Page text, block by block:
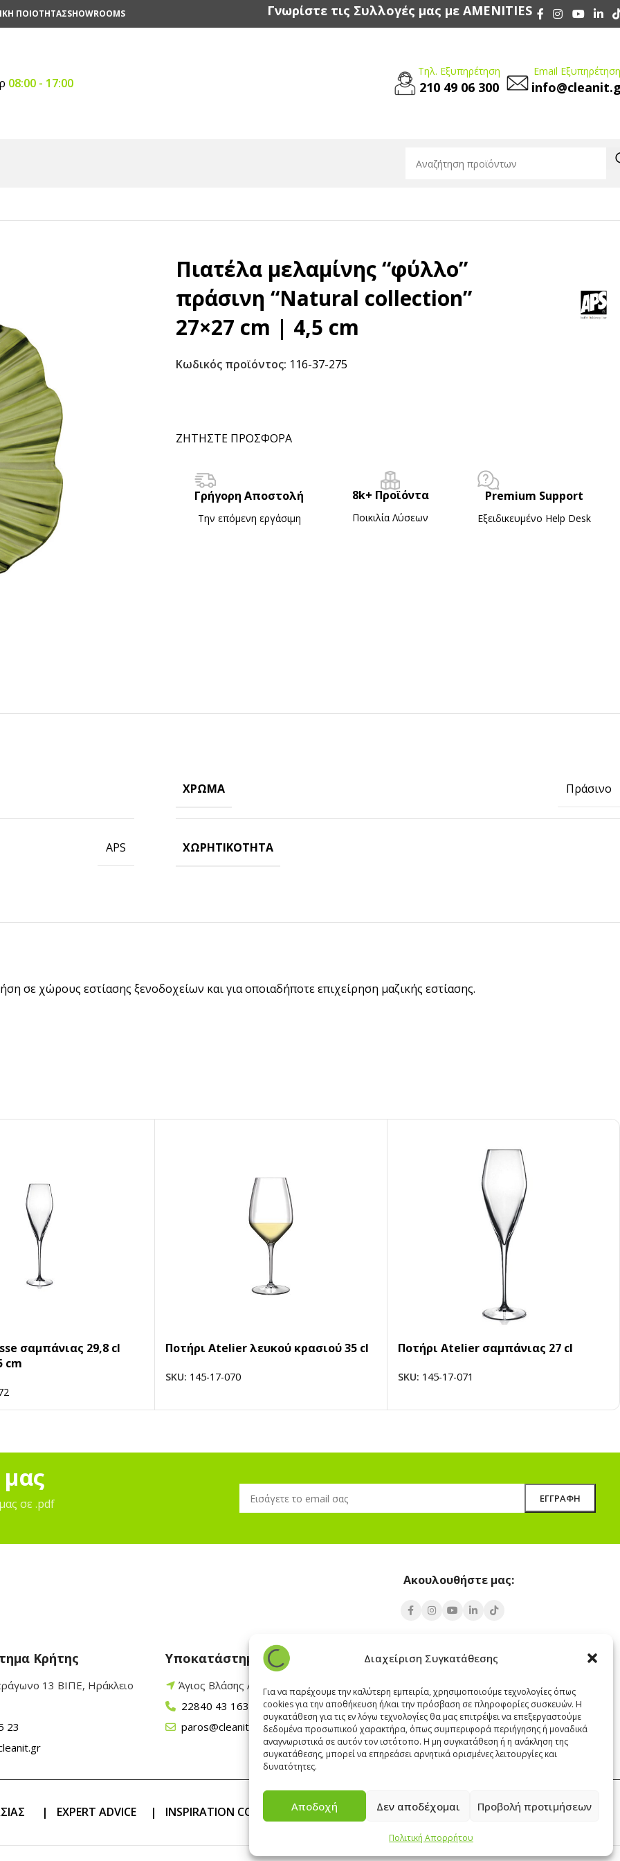
Διαχείριση Συγκατάθεσης
Για να παρέχουμε την καλύτερη εμπειρία, χρησιμοποιούμε τεχνολογίες όπως
cookies για την αποθήκευση ή/και την πρόσβαση σε πληροφορίες συσκευών. Η
συγκατάθεση για τις εν λόγω τεχνολογίες θα μας επιτρέψει να επεξεργαστούμε
δεδομένα προσωπικού χαρακτήρα, όπως συμπεριφορά περιήγησης ή μοναδικά
αναγνωριστικά σε αυτόν τον ιστότοπο. Η μη συγκατάθεση ή η ανάκληση της
συγκατάθεσης, μπορεί να επηρεάσει αρνητικά ορισμένες λειτουργίες και
δυνατότητες.
Αποδοχή Δεν αποδέχομαι Προβολή προτιμήσεων
Πολιτική Απορρήτου
ΠΟΙΟΤΗΤΑΣSHOWROOMS Γνωρίστε τις Συλλογές μας με AMENITIES
08:00 - 17:00
Τηλ. Εξυπηρέτηση
210 49 06 300
Email
HOT
Χαρτιά Περιτυλίγματος
Food Packaging έμπνευση για το επόμενο σου project.
ΔΕΣ ΠΕΡΙΣΣΟΤΕΡΑ
Πιατέλα μελαμίνης “φύλλο”
πράσινη “Natural collection”
27×27 cm | 4,5 cm
Κωδικός προϊόντος: 116-37-275
ΖΗΤΗΣΤΕ ΠΡΟΣΦΟΡΑ
Γρήγορη Αποστολή
Την επόμενη εργάσιμη
8k+ Προϊόντα
Ποικιλία Λύσεων
Premium Support
Εξειδικευμένο Ηelp Desk
ΧΡΏΜΑ Πράσινο
APS ΧΩΡΗΤΙΚΌΤΗΤΑ
σε χώρους εστίασης ξενοδοχείων και για οποιαδήποτε επιχείρηση μαζικής εστίασης.
σαμπάνιας 29,8 cl
cm
Ποτήρι Atelier λευκού κρασιού 35 cl
SKU: 145-17-070
Ποτήρι Atelier σαμπάνιας 27 cl
SKU: 145-17-071
σε .pdf
Ακουλουθήστε μας:
Κρήτης
13 ΒΙΠΕ, Ηράκλειο
23
Υποκατάστημα Πάρου
Άγιος Βλάσης Αρχίλοχος, Πάρος 84400
22840 43 163
paros@cleanit.gr
Υποκατάστημα Σαντορίνης
Έξω Γωνία, Σαντορίνη
847 00
22860 22322
santorini@cleanit.gr
| EXPERT ADVICE| INSPIRATION CORNER |ΕΠΙΚΟΙΝΩΝΙΑ